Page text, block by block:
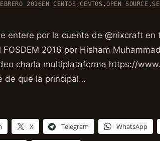
2016EN CENTOS , CENTOS ,OPEN SOURCE ,
entere por la cuenta de @nixcraft
2016 por Hisham
charla multiplataforma https://
de que la principal…
X Telegram WhatsApp